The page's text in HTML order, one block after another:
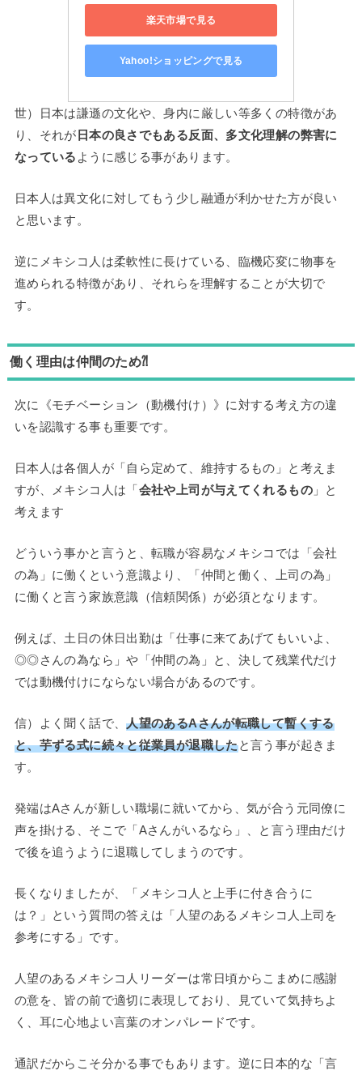
楽天市場で見る
Yahoo!ショッピングで見る
世）日本は謙遜の文化や、身内に厳しい等多くの特徴があ
り、それが 日本の良さでもある反面、多文化理解の弊害に
なっている ように感じる事があります。
日本人は異文化に対してもう少し融通が利かせた方が良い
と思います。
逆にメキシコ人は柔軟性に長けている、臨機応変に物事を
進められる特徴があり、それらを理解することが大切で
す。
働く理由は仲間のため⁈
次に《モチベーション（動機付け）》に対する考え方の違
いを認識する事も重要です。
日本人は各個人が「自ら定めて、維持するもの」と考えま
すが、メキシコ人は「会社や上司が与えてくれるもの」と
考えます
どういう事かと言うと、転職が容易なメキシコでは「会社
の為」に働くという意識より、「仲間と働く、上司の為」
に働くと言う家族意識（信頼関係）が必須となります。
例えば、土日の休日出勤は「仕事に来てあげてもいいよ、
◎◎さんの為なら」や「仲間の為」と、決して残業代だけ
では動機付けにならない場合があるのです。
信）よく聞く話で、人望のあるAさんが転職して暫くする
と、芋ずる式に続々と従業員が退職したと言う事が起きま
す。
発端はAさんが新しい職場に就いてから、気が合う元同僚に
声を掛ける、そこで「Aさんがいるなら」、と言う理由だけ
で後を追うように退職してしまうのです。
長くなりましたが、「メキシコ人と上手に付き合うに
は？」という質問の答えは「人望のあるメキシコ人上司を
参考にする」です。
人望のあるメキシコ人リーダーは常日頃からこまめに感謝
の意を、皆の前で適切に表現しており、見ていて気持ちよ
く、耳に心地よい言葉のオンパレードです。
通訳だからこそ分かる事でもあります。逆に日本的な「言